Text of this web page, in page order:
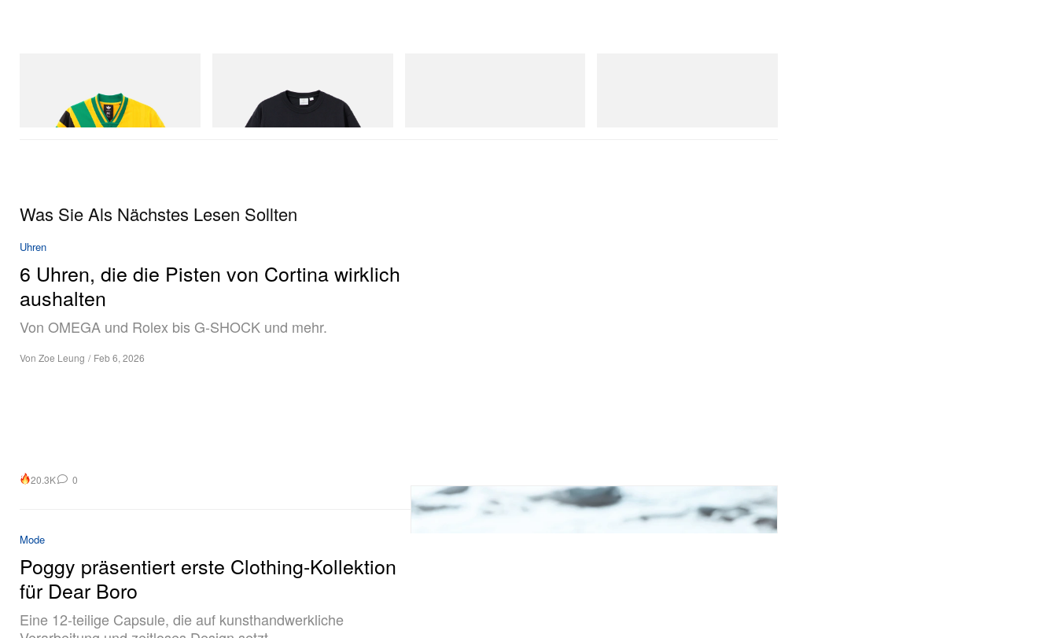
Jetzt einkaufen
Jetzt einkaufen
Was Sie Als Nächstes Lesen Sollten
Uhren
6 Uhren, die die Pisten von Cortina wirklich
aushalten
Von OMEGA und Rolex bis G‑SHOCK und mehr.
Von Zoe Leung / Feb 6, 2026
20.3K 0
Mode
Poggy präsentiert erste Clothing-Kollektion
für Dear Boro
Eine 12-teilige Capsule, die auf kunsthandwerkliche